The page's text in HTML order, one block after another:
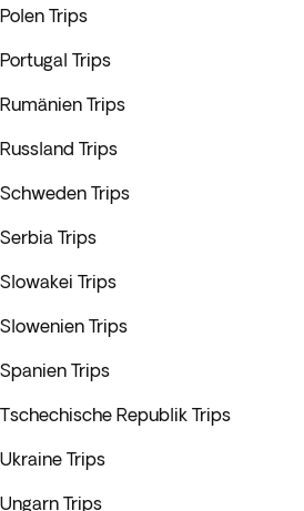
Polen Trips
Portugal Trips
Rumänien Trips
Russland Trips
Schweden Trips
Serbia Trips
Slowakei Trips
Slowenien Trips
Spanien Trips
Tschechische Republik Trips
Ukraine Trips
Ungarn Trips